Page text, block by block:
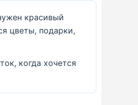
красивый
цветы, подарки,
когда хочется